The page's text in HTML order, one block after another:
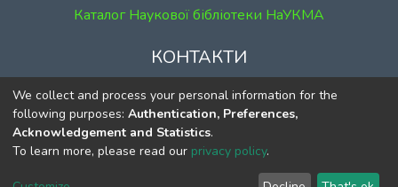
Каталог Наукової бібліотеки НаУКМА
КОНТАКТИ
м. Київ, вул. Григорія Сковороди, 2
к. 1, к. 120
тел. (044) 463-69-31
ekmair@ukma.edu.ua
We collect and process your personal information for the
following purposes: Authentication, Preferences,
Acknowledgement and Statistics.
To learn more, please read our privacy policy.